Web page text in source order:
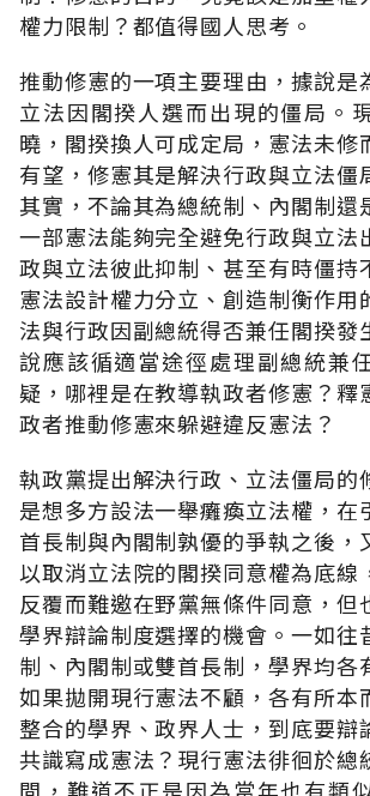
權力限制？都值得國人思考。
推動修憲的一項主要理由，據說是
立法因閣揆人選而出現的僵局。
曉，閣揆換人可成定局，憲法未修
有望，修憲其是解決行政與立法僵
其實，不論其為總統制、內閣制還
一部憲法能夠完全避免行政與立法
政與立法彼此抑制、甚至有時僵持
憲法設計權力分立、創造制衡作用
法與行政因副總統得否兼任閣揆發
說應該循適當途徑處理副總統兼
疑，哪裡是在教導執政者修憲？釋
政者推動修憲來躲避違反憲法？
執政黨提出解決行政、立法僵局的
是想多方設法一舉癱瘓立法權，在
首長制與內閣制孰優的爭執之後，
以取消立法院的閣揆同意權為底線
反覆而難邀在野黨無條件同意，但
學界辯論制度選擇的機會。一如往
制、內閣制或雙首長制，學界均各
如果拋開現行憲法不顧，各有所本
整合的學界、政界人士，到底要辯
共識寫成憲法？現行憲法徘徊於總
間，難道不正是因為當年也有類